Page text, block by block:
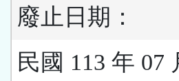
廢止日期：
民國 113 年 07